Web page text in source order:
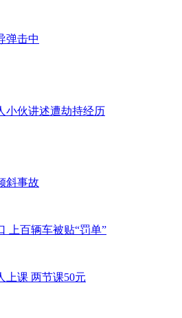
弹击中
小伙讲述遭劫持经历
斜事故
上百辆车被贴“罚单”
上课 两节课50元